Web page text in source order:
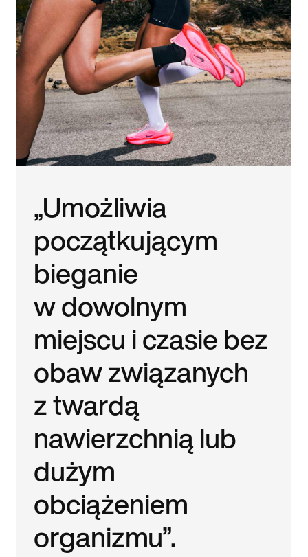
„Umożliwia
początkującym
bieganie
w dowolnym
miejscu i czasie bez
obaw związanych
z twardą
nawierzchnią lub
dużym
obciążeniem
organizmu”.